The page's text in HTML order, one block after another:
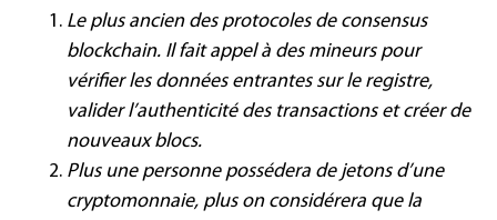
Le plus ancien des protocoles de consensus
blockchain. Il fait appel à des mineurs pour
vérifier les données entrantes sur le registre,
valider l’authenticité des transactions et créer de
nouveaux blocs.
Plus une personne possédera de jetons d’une
cryptomonnaie, plus on considérera que la